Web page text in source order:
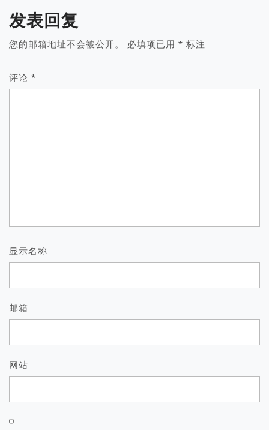
发表回复
您的邮箱地址不会被公开。 必填项已用 * 标注
评论 *
显示名称
邮箱
网站